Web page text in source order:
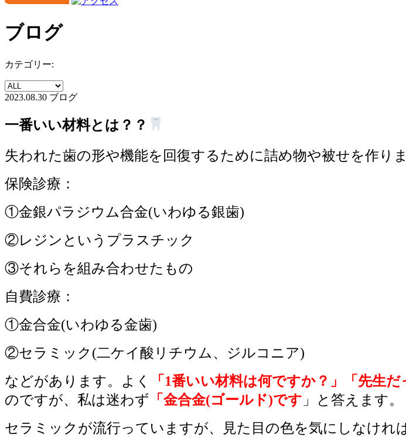
ブログ
カテゴリー:
2023.08.30 ブログ
一番いい材料とは？？
失われた歯の形や機能を回復するために詰め物や被せを作り
保険診療：
①金銀パラジウム合金(いわゆる銀歯)
②レジンというプラスチック
③それらを組み合わせたもの
自費診療：
①金合金(いわゆる金歯)
②セラミック(二ケイ酸リチウム、ジルコニア)
などがあります。よく
「1番いい材料は何ですか？」「先生
のですが、私は迷わず 「金合金(ゴールド)です 」と答えます。
セラミックが流行っていますが、見た目の色を気にしなけれ